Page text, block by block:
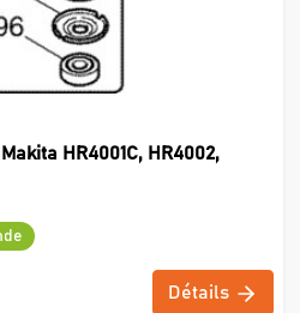
HR4001C, HR4002,
Détails